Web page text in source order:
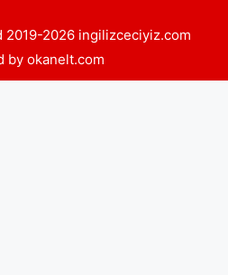
2026 ingilizceciyiz.com
by okanelt.com